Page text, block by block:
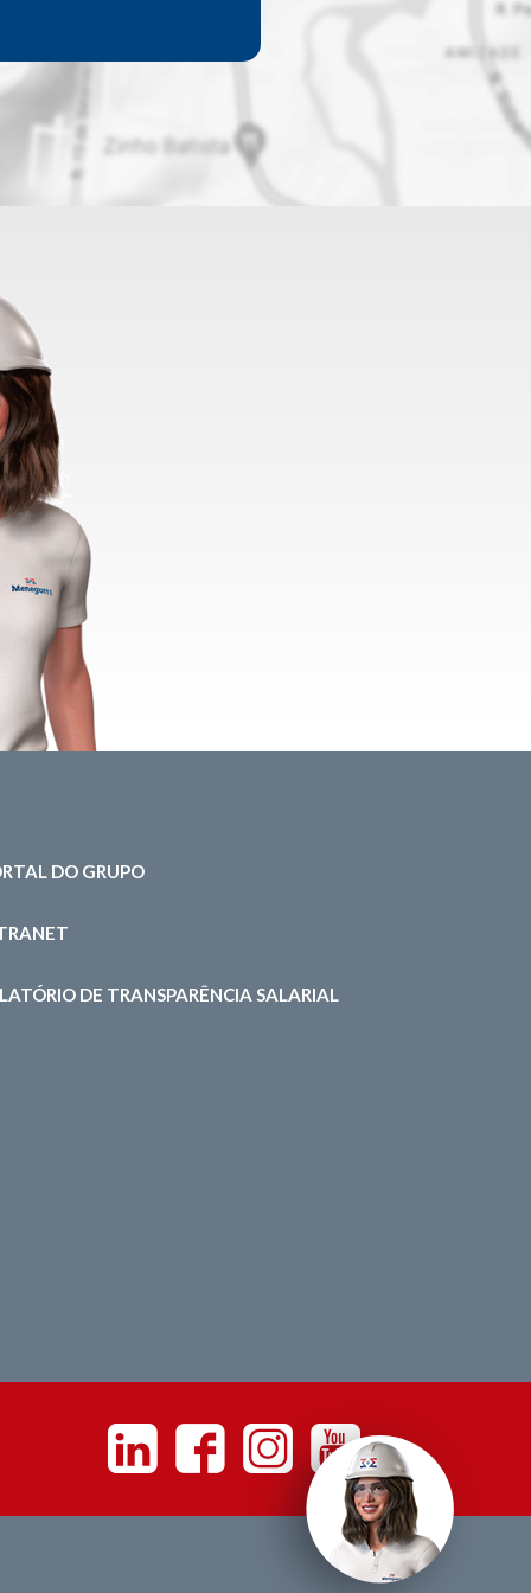
DO GRUPO
DE TRANSPARÊNCIA SALARIAL
Linkedin Facebook InstagramYoutube